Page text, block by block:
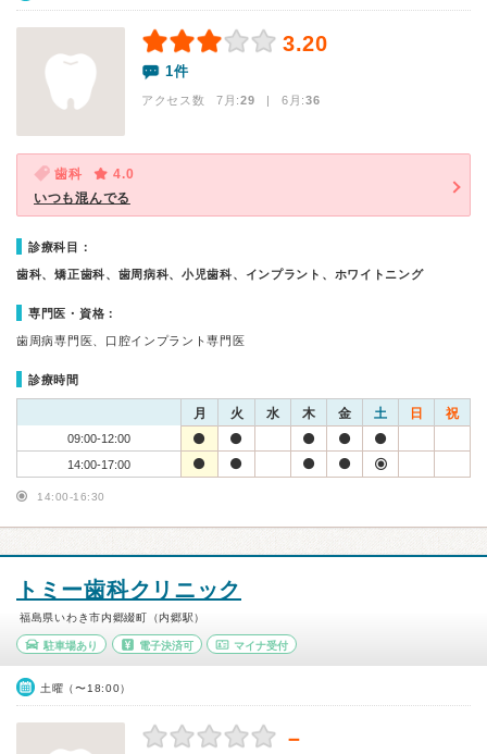
3.20
1件
アクセス数 7月:29 | 6月:36
歯科
4.0
いつも混んでる
診療科目：
歯科、矯正歯科、歯周病科、小児歯科、インプラント、ホワイトニング
専門医・資格：
歯周病専門医、口腔インプラント専門医
診療時間
月 火 水 木 金 土 日 祝
09:00-12:00
14:00-17:00
14:00-16:30
トミー歯科クリニック
福島県いわき市内郷綴町（内郷駅）
駐車場あり 電子決済可 マイナ受付
土曜（〜18:00）
－